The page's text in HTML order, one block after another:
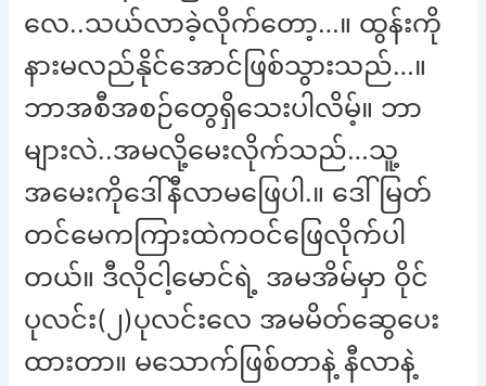
လေ..သယ်လာခဲ့လိုက်တော့…။ ထွန်းကို
နားမလည်နိုင်အောင်ဖြစ်သွားသည်…။
ဘာအစီအစဉ်တွေရှိသေးပါလိမ့်။ ဘာ
များလဲ..အမလို့မေးလိုက်သည်…သူ့
အမေးကိုဒေါ်နီလာမဖြေပါ.။ ဒေါ်မြတ်
တင်မေကကြားထဲကဝင်ဖြေလိုက်ပါ
တယ်။ ဒီလိုငါ့မောင်ရဲ့ အမအိမ်မှာ ဝိုင်
ပုလင်း(၂)ပုလင်းလေ အမမိတ်ဆွေပေး
ထားတာ။ မသောက်ဖြစ်တာနဲ့ နီလာနဲ့